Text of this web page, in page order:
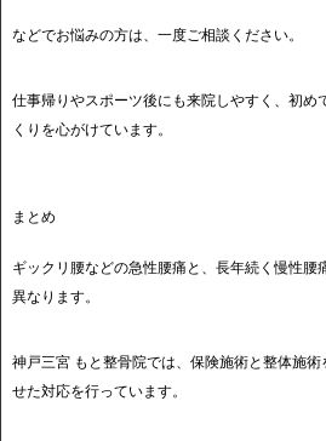
などでお悩みの方は、一度ご相談ください。
仕事帰りやスポーツ後にも来院しやすく、初め
くりを心がけています。
まとめ
ギックリ腰などの急性腰痛と、長年続く慢性腰
異なります。
神戸三宮 もと整骨院では、保険施術と整体施
せた対応を行っています。